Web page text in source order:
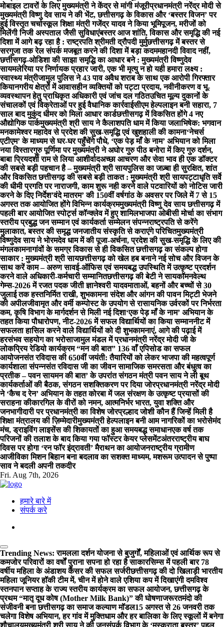
मोबाइल टावरों के लिए मुख्यमंत्री ने केंद्र से मांगी मंजूरीप्रधानमंत्री नरेंद्र मोदी से
मुख्यमंत्री विष्णु देव साय ने की भेंट, छत्तीसगढ़ के विकास और ‘बस्तर विजन’ पर
हुई विस्तृत चर्चास्कूल शिक्षा मंत्री गजेंद्र यादव ने किया भूमिपूजन, मरीजों को
मिलेंगी निजी अस्पताल जैसी सुविधाएंबस्तर आज शांति, विकास और समृद्धि की नई
दिशा में आगे बढ़ रहा है : राष्ट्रपति श्रीमती द्रौपदी मुर्मुछत्तीसगढ़ में बस्तर से
सरगुजा तक रेल संपर्क मजबूत करने की दिशा में बड़ा कदममहानदी विवाद नहीं,
छत्तीसगढ़-ओडिशा की साझा समृद्धि का आधार बने : मुख्यमंत्री विष्णुदेव
सायमलेरिया पर निर्णायक प्रहार जारी, एक भी मृत्यु न हो यही हमारा लक्ष्य :
स्वास्थ्य मंत्रीजामुल पुलिस ने 43 पाव अवैध शराब के साथ एक आरोपी गिरफ्तार
कियानगरीय क्षेत्रों में आवासहीन व्यक्तियों को पट्टा प्रदाय, नवीनीकरण व भू-
व्यवस्थापन हेतु प्राधिकृत अधिकारी एवं जांच दल गठितउचित मूल्य दुकानों के
संचालकों एवं विक्रेताओं पर हुई वैधानिक कार्रवाईसीएम हेल्पलाइन बनी सहारा, 7
साल बाद मुकुंद धीमर को मिला आधार कार्डछत्तीसगढ़ में विकसित होंगे 4 नए
औद्योगिक पार्कमुख्यमंत्री श्री साय ने कैलाशपति धाम में किया जलाभिषेक: भगवान
मनकामेश्वर महादेव से प्रदेश की सुख-समृद्धि एवं खुशहाली की कामना‘नेचर्स
एटीएम’ के माध्यम से घर-घर पहुँचेंगे पौधे, ‘एक पेड़ माँ के नाम’ अभियान को मिला
नया विस्तारगुरु पूर्णिमा पर मुख्यमंत्री ने अघोर गुरु पीठ बनोरा में किए गुरु दर्शन,
बाबा प्रियदर्शी राम से लिया आशीर्वादअच्छा आचरण और सेवा भाव ही एक डॉक्टर
की सबसे बड़ी पहचान है – मुख्यमंत्री श्री सायपुलिस का जज़्बा ही सुरक्षित, शांत
और विकसित छत्तीसगढ़ की सबसे बड़ी ताकत : मुख्यमंत्री श्री सायपट्टाधृति सर्वे
की धीमी प्रगति पर नाराजगी, काम शुरू नही करने वाले पटवारियों को नोटिस जारी
करने के दिए निर्देश’वंदे मातरम’ की 150वीं वर्षगांठ के अवसर पर जिले में 7 से 15
अगस्त तक आयोजित होंगे विभिन्न कार्यक्रममुख्यमंत्री विष्णु देव साय छत्तीसगढ़ में
पहली बार आयोजित स्पोर्ट्स कॉन्क्लेव में हुए शामिलभाजपा ओबीसी मोर्चा का संभाग
स्तरीय प्रबुद्ध जन सम्मान एवं कार्यकर्ता सम्मेलन संपन्नराष्ट्रपति से करेंगे
मुलाकात, बस्तर की समृद्ध जनजातीय संस्कृति से कराएंगे परिचितमुख्यमंत्री
विष्णुदेव साय ने भोरमदेव धाम में की पूजा-अर्चना, प्रदेश की सुख-समृद्धि के लिए की
मंगलकामनागांवों के समग्र विकास से ही विकसित छत्तीसगढ़ का संकल्प होगा
साकार : मुख्यमंत्री श्री सायछत्तीसगढ़ को खेल हब बनाने नई सोच और विजन के
साथ करें काम – अरुण सावई-ऑफिस एवं समयबद्ध उपस्थिति में उत्कृष्ट प्रदर्शन
करने वाले अधिकारी-कर्मचारी सम्मानितछत्तीसगढ़ की बेटी ने सायकॉमनवेल्थ
गेम्स-2026 में रजत पदक जीती ज्ञानेश्वरी यादवमाताओं, बहनों और बच्चों से 30
जुलाई तक हस्तनिर्मित राखी, शुभकामना संदेश और आंगन की पावन मिट्टी भेजने
की अपीलजीवामृत और वर्मी कम्पोस्ट के उपयोग से रासायनिक उर्वरकों पर निर्भरता
कम, कृषि विभाग के मार्गदर्शन से मिली नई दिशा‘एक पेड़ माँ के नाम’ अभियान के
तहत किया पौधारोपण, नीट-2026 में सफल विद्यार्थियों का किया सम्माननीट में
सफलता हासिल करने वाले विद्यार्थियों को दी शुभकामनाएं, आगे की पढ़ाई में
हरसंभव सहयोग का भरोसाजामुल मंडल में प्रधानमंत्री नरेंद्र मोदी जी के
लोकप्रिय रेडियो कार्यक्रम “मन की बात” 136 वाँ एपिसोड का सफल
आयोजनसंत रविदास की 650वीं जयंती: तैयारियों को लेकर भाजपा की महत्वपूर्ण
कार्यशाला संपन्नसंत रविदास जी का जीवन सामाजिक समरसता और बंधुत्व का
प्रतीक – पवन सायमन की बात’ के उपरांत संगठन मंत्री पवन साय ने ली बूथ
कार्यकर्ताओं की बैठक, संगठन सशक्तिकरण पर दिया जोरप्रधानमंत्री नरेंद्र मोदी
ने ‘कैच द रेन’ अभियान के तहत कोरबा में जल संरक्षण के उत्कृष्ट प्रयासों की
सराहना कीकारगिल के वीरों को नमन, आत्मनिर्भर भारत, युवा शक्ति और
जनभागीदारी पर प्रधानमंत्री का विशेष जोरप्रल्हाद जोशी कौन हैं जिन्हें मिली है
शिक्षा मंत्रालय की ज़िम्मेदारीमुख्यमंत्री हेल्पलाइन बनी आम नागरिकों का भरोसेमंद
मंच, ड्राइविंग लाइसेंस की शिकायतों का हुआ समयबद्ध समाधानएक वर्ष तक
परिजनों की तलाश के बाद किया गया फॉस्टर केयर प्लेसमेंटअंतरराष्ट्रीय बाघ
दिवस पर होगा ‘रन फॉर इंद्रावती’ मैराथन का आयोजनराष्ट्रीय ग्रामीण
आजीविका मिशन बिहान बना बदलाव का सशक्त माध्यम, मशरूम उत्पादन से पुष्पा
साव ने बदली अपनी तकदीर
Fri. Aug 7th, 2026
हमारे बारे में
संपर्क करे
Trending News: रामलला दर्शन योजना से बुजुर्गों, महिलाओं एवं आर्थिक रूप से
कमजोर परिवारों का वर्षों पुराना सपना हो रहा है साकारसिम्स में पहली बार 78
वर्षीय महिला के अंडाशय कैंसर की सफल सर्जरीछत्तीसगढ़ की दो खिलाड़ी भारतीय
महिला जूनियर हॉकी टीम में, चीन में होने वाले एशिया कप में दिखाएंगी दमविश्व
स्तनपान सप्ताह के राज्य स्तरीय कार्यक्रम का सफल आयोजन, छत्तीसगढ़ के
प्रथम “मातृ दूध कोष (Mother Milk Bank)” की घोषणाजरूरतमंदो की
संजीवनी बना छत्तीसगढ़ का समाज कल्याण मॉडल15 अगस्त से 26 जनवरी तक
चलेगा विशेष अभियान, हर गांव में मुक्तिधाम और हर बालिका के लिए स्कूलों में बनेगा
शौचालयमुख्यमंत्री श्री साय ने की जनसंपर्क विभाग के ‘मुस्कुराता बस्तर’ पहल